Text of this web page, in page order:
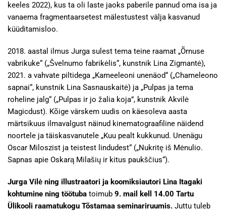
keeles 2022), kus ta oli laste jaoks paberile pannud oma isa ja
vanaema fragmentaarsetest mälestustest välja kasvanud
küüditamisloo.
2018. aastal ilmus Jurga sulest tema teine raamat „Õrnuse
vabrikuke“ („Švelnumo fabrikėlis“, kunstnik Lina Zigmantė),
2021. a vahvate piltidega „Kameeleoni unenäod“ („Chameleono
sapnai“, kunstnik Lina Sasnauskaitė) ja „Pulpas ja tema
roheline jalg“ („Pulpas ir jo žalia koja”, kunstnik Akvilė
Magicdust). Kõige värskem uudis on käesoleva aasta
märtsikuus ilmavalgust näinud kinematograafiline näidend
noortele ja täiskasvanutele „Kuu pealt kukkunud. Unenägu
Oscar Miloszist ja teistest lindudest“ („Nukritę iš Mėnulio.
Sapnas apie Oskarą Milašių ir kitus paukščius“).
Jurga Vilė ning illustraatori ja koomiksiautori Lina Itagaki
kohtumine ning töötuba toimub 9. mail kell 14.00 Tartu
Ülikooli raamatukogu Tõstamaa seminariruumis. Juttu tuleb